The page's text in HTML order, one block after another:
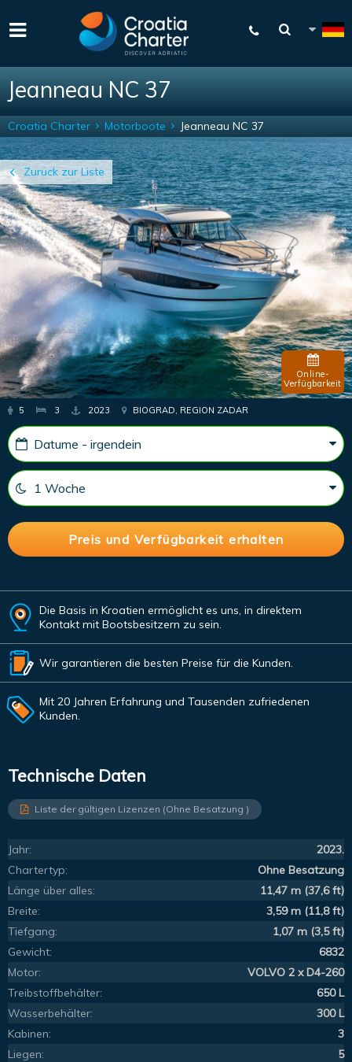
Jeanneau NC 37
Zurück zur Liste
Croatia Charter Motorboote Jeanneau NC 37
Online-
Verfügbarkeit
5 3 2023 BIOGRAD, REGION ZADAR
Die Basis in Kroatien ermöglicht es uns, in direktem
Kontakt mit Bootsbesitzern zu sein.
Wir garantieren die besten Preise für die Kunden.
Mit 20 Jahren Erfahrung und Tausenden zufriedenen
Kunden.
Technische Daten
Liste der gültigen Lizenzen (Ohne Besatzung )
Jahr:
2023.
Chartertyp:
Ohne Besatzung
Länge über alles:
11,47 m (37,6 ft)
Breite:
3,59 m (11,8 ft)
Tiefgang:
1,07 m (3,5 ft)
Gewicht:
6832
Motor:
VOLVO 2 x D4-260
Treibstoffbehälter:
650 L
Wasserbehälter:
300 L
Kabinen:
3
Liegen:
5